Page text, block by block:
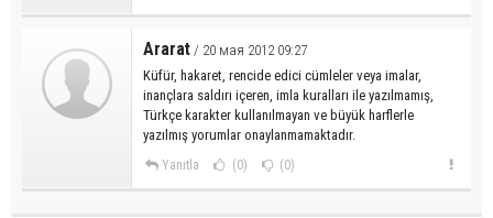
Ararat / 20 мая 2012 09:27
Küfür, hakaret, rencide edici cümleler veya imalar,
inançlara saldırı içeren, imla kuralları ile yazılmamış,
Türkçe karakter kullanılmayan ve büyük harflerle
yazılmış yorumlar onaylanmamaktadır.
Yanıtla (0) (0)